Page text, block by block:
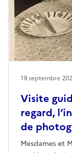
Visite
regard,
de
Mesdames et
19 septembre